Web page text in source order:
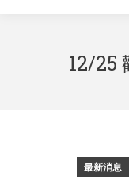
12/25
最新消息